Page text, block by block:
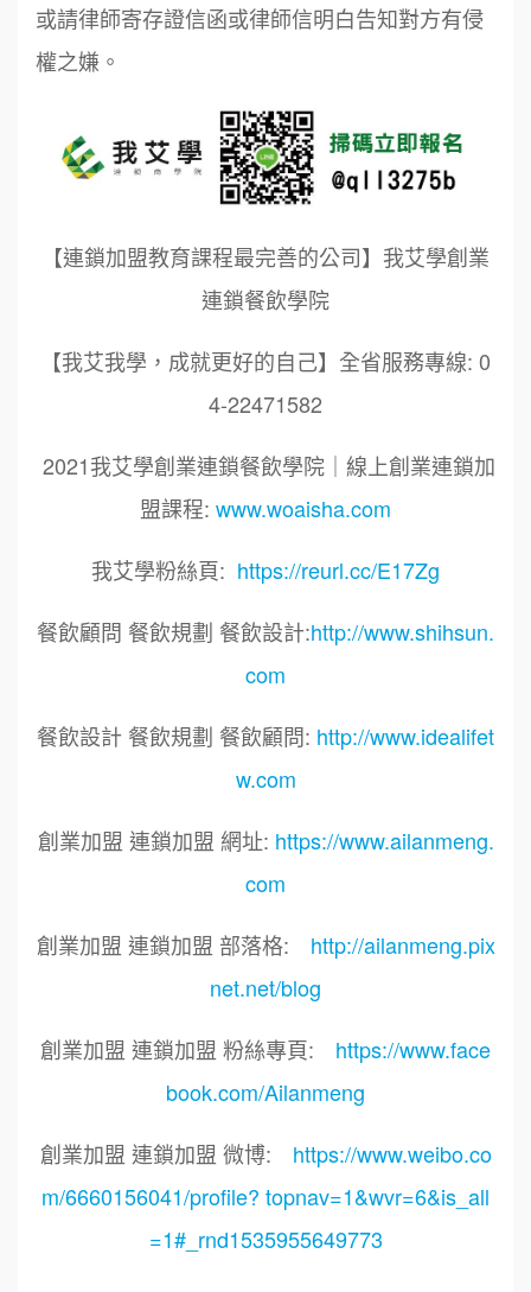
或請律師寄存證信函或律師信明白告知對方有侵
權之嫌。
【連鎖加盟教育課程最完善的公司】我艾學創業
連鎖餐飲學院
【我艾我學，成就更好的自己】全省服務專線: 0
4-22471582
2021我艾學創業連鎖餐飲學院｜線上創業連鎖加
盟課程: www.woaisha.com
我艾學粉絲頁: https://reurl.cc/E17Zg
餐飲顧問 餐飲規劃 餐飲設計:http://www.shihsun.
com
餐飲設計 餐飲規劃 餐飲顧問: http://www.idealifet
w.com
創業加盟 連鎖加盟 網址: https://www.ailanmeng.
com
創業加盟 連鎖加盟 部落格: http://ailanmeng.pix
net.net/blog
創業加盟 連鎖加盟 粉絲專頁: https://www.face
book.com/Ailanmeng
創業加盟 連鎖加盟 微博: https://www.weibo.co
m/6660156041/profile? topnav=1&wvr=6&is_all
=1#_rnd1535955649773